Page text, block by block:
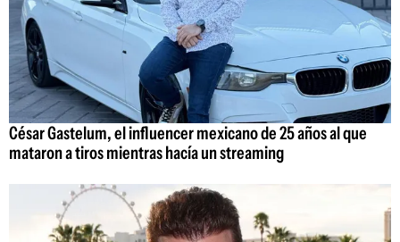
César Gastelum, el influencer mexicano de 25 años al que
mataron a tiros mientras hacía un streaming